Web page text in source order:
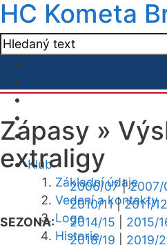
HC Kometa
Klub
Základní údaje
Vedení a kontakty
Logo
Historie
Zápasy »
extraligy
SEZONA:
2006/07|2007/
2010/11|2011/12
2014/15
2015/
2018/19
2019/